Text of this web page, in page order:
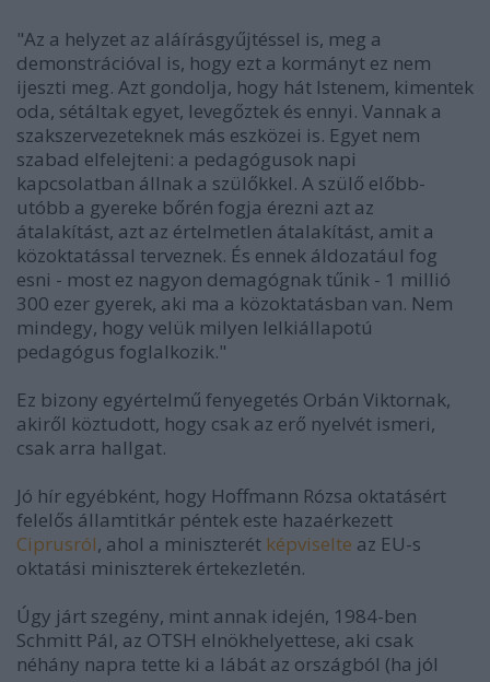
"Az a helyzet az aláírásgyűjtéssel is, meg a
demonstrációval is, hogy ezt a kormányt ez nem
ijeszti meg. Azt gondolja, hogy hát Istenem, kimentek
oda, sétáltak egyet, levegőztek és ennyi. Vannak a
szakszervezeteknek más eszközei is. Egyet nem
szabad elfelejteni: a pedagógusok napi
kapcsolatban állnak a szülőkkel. A szülő előbb-
utóbb a gyereke bőrén fogja érezni azt az
átalakítást, azt az értelmetlen átalakítást, amit a
közoktatással terveznek. És ennek áldozatául fog
esni - most ez nagyon demagógnak tűnik - 1 millió
300 ezer gyerek, aki ma a közoktatásban van. Nem
mindegy, hogy velük milyen lelkiállapotú
pedagógus foglalkozik."
Ez bizony egyértelmű fenyegetés Orbán Viktornak,
akiről köztudott, hogy csak az erő nyelvét ismeri,
csak arra hallgat.
Jó hír egyébként, hogy Hoffmann Rózsa oktatásért
felelős államtitkár péntek este hazaérkezett
Ciprusról, ahol a miniszterét képviselte az EU-s
oktatási miniszterek értekezletén.
Úgy járt szegény, mint annak idején, 1984-ben
Schmitt Pál, az OTSH elnökhelyettese, aki csak
néhány napra tette ki a lábát az országból (ha jól